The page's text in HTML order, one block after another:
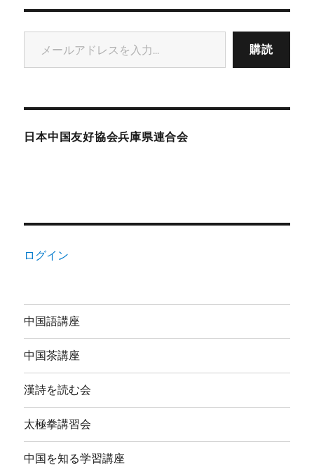
メールアドレスを入力...
購読
日本中国友好協会兵庫県連合会
ログイン
中国語講座
中国茶講座
漢詩を読む会
太極拳講習会
中国を知る学習講座